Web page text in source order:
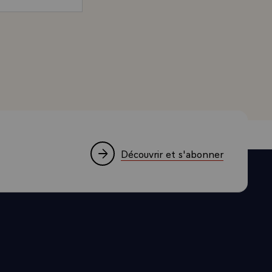
Länder
MM. François Mitterrand, Président de la
Découvrir et s'abonner